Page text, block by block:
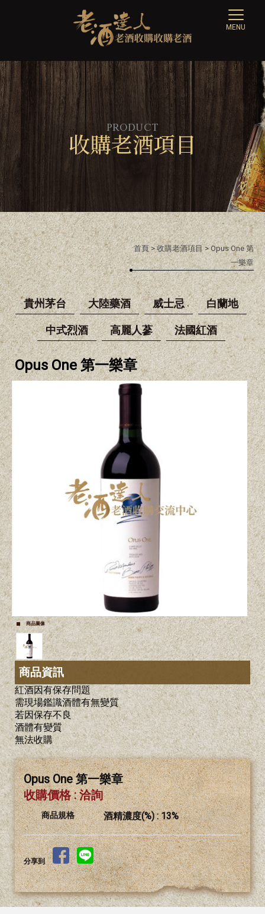
收購老酒項目
首頁>收購老酒項目 > Opus One 第
一樂章
貴州茅台 大陸藥酒 威士忌 白蘭地
中式烈酒 高麗人蔘 法國紅酒
Opus One 第一樂章
商品圖像
商品資訊
紅酒因有保存問題
需現場鑑識酒體有無變質
若因保存不良
酒體有變質
無法收購
Opus One 第一樂章
收購價格 : 洽詢
商品規格 酒精濃度(%) : 13%
分享到